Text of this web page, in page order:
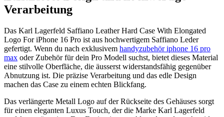
Verarbeitung
Das Karl Lagerfeld Saffiano Leather Hard Case With Elongated
Logo For iPhone 16 Pro ist aus hochwertigem Saffiano Leder
gefertigt. Wenn du nach exklusivem handyzubehör iphone 16 pro
max oder Zubehör für dein Pro Modell suchst, bietet dieses Material
eine stilvolle Oberfläche, die äusserst widerstandsfähig gegenüber
Abnutzung ist. Die präzise Verarbeitung und das edle Design
machen das Case zu einem echten Blickfang.
Das verlängerte Metall Logo auf der Rückseite des Gehäuses sorgt
für einen eleganten Luxus Touch, der die Marke Karl Lagerfeld